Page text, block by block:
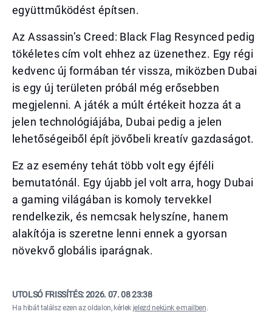
együttműködést építsen.
Az Assassin’s Creed: Black Flag Resynced pedig
tökéletes cím volt ehhez az üzenethez. Egy régi
kedvenc új formában tér vissza, miközben Dubai
is egy új területen próbál még erősebben
megjelenni. A játék a múlt értékeit hozza át a
jelen technológiájába, Dubai pedig a jelen
lehetőségeiből épít jövőbeli kreatív gazdaságot.
Ez az esemény tehát több volt egy éjféli
bemutatónál. Egy újabb jel volt arra, hogy Dubai
a gaming világában is komoly tervekkel
rendelkezik, és nemcsak helyszíne, hanem
alakítója is szeretne lenni ennek a gyorsan
növekvő globális iparágnak.
UTOLSÓ FRISSÍTÉS:2026. 07. 08 23:38
Ha hibát találsz ezen az oldalon, kérlek jelezd nekünk e-mailben.